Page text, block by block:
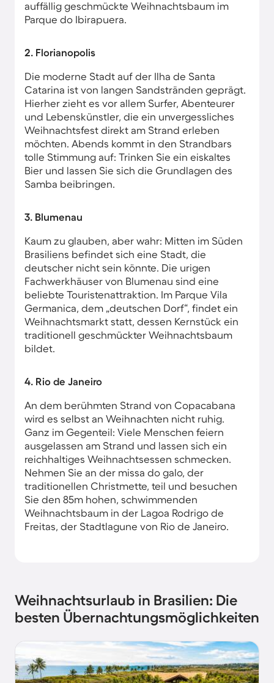
auffällig geschmückte Weihnachtsbaum im
Parque do Ibirapuera.
2. Florianopolis
Die moderne Stadt auf der Ilha de Santa
Catarina ist von langen Sandstränden geprägt.
Hierher zieht es vor allem Surfer, Abenteurer
und Lebenskünstler, die ein unvergessliches
Weihnachtsfest direkt am Strand erleben
möchten. Abends kommt in den Strandbars
tolle Stimmung auf: Trinken Sie ein eiskaltes
Bier und lassen Sie sich die Grundlagen des
Samba beibringen.
3. Blumenau
Kaum zu glauben, aber wahr: Mitten im Süden
Brasiliens befindet sich eine Stadt, die
deutscher nicht sein könnte. Die urigen
Fachwerkhäuser von Blumenau sind eine
beliebte Touristenattraktion. Im Parque Vila
Germanica, dem „deutschen Dorf“, findet ein
Weihnachtsmarkt statt, dessen Kernstück ein
traditionell geschmückter Weihnachtsbaum
bildet.
4. Rio de Janeiro
An dem berühmten Strand von Copacabana
wird es selbst an Weihnachten nicht ruhig.
Ganz im Gegenteil: Viele Menschen feiern
ausgelassen am Strand und lassen sich ein
reichhaltiges Weihnachtsessen schmecken.
Nehmen Sie an der missa do galo, der
traditionellen Christmette, teil und besuchen
Sie den 85m hohen, schwimmenden
Weihnachtsbaum in der Lagoa Rodrigo de
Freitas, der Stadtlagune von Rio de Janeiro.
Weihnachtsurlaub in Brasilien: Die
besten Übernachtungsmöglichkeiten